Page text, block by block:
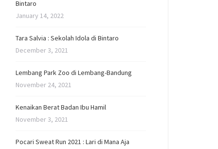
Bintaro
January 14, 2022
Tara Salvia : Sekolah Idola di Bintaro
December 3, 2021
Lembang Park Zoo di Lembang-Bandung
November 24, 2021
Kenaikan Berat Badan Ibu Hamil
November 3, 2021
Pocari Sweat Run 2021 : Lari di Mana Aja